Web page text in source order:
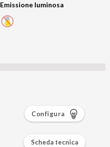
Emissione luminosa
Configura
Scheda tecnica